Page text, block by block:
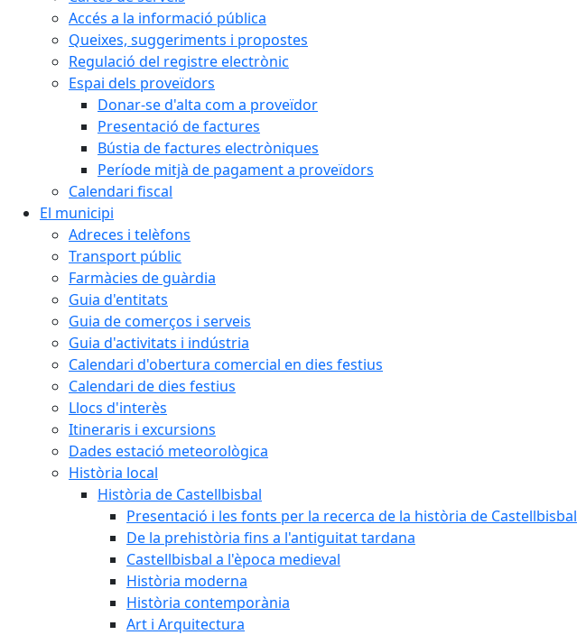
Accés a la informació pública
Queixes, suggeriments i propostes
Regulació del registre electrònic
Espai dels proveïdors
Donar-se d'alta com a proveïdor
Presentació de factures
Bústia de factures electròniques
Període mitjà de pagament a proveïdors
Calendari fiscal
El municipi
Adreces i telèfons
Transport públic
Farmàcies de guàrdia
Guia d'entitats
Guia de comerços i serveis
Guia d'activitats i indústria
Calendari d'obertura comercial en dies festius
Calendari de dies festius
Llocs d'interès
Itineraris i excursions
Dades estació meteorològica
Història local
Història de Castellbisbal
Presentació i les fonts per la recerca de la història de Castellbisbal
De la prehistòria fins a l'antiguitat tardana
Castellbisbal a l'època medieval
Història moderna
Història contemporània
Art i Arquitectura